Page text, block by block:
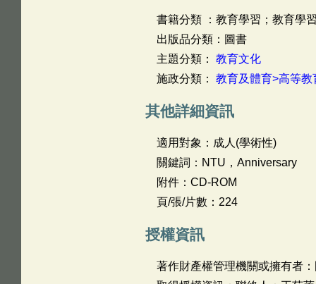
書籍分類 ：教育學習；教育學
出版品分類：圖書
主題分類： 教育文化
施政分類： 教育及體育>高等
其他詳細資訊
適用對象：成人(學術性)
關鍵詞：NTU，Anniversary
附件：CD-ROM
頁/張/片數：224
授權資訊
著作財產權管理機關或擁有者